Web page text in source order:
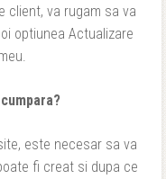
client, va rugam sa va
optiunea Actualizare
este necesar sa va
fi creat si dupa ce